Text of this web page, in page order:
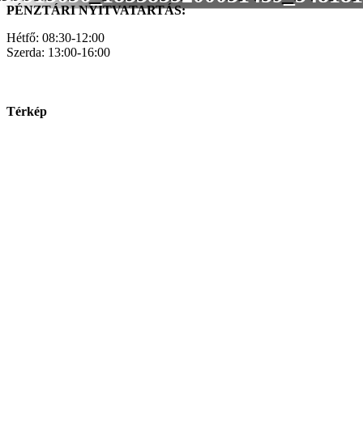
PÉNZTÁRI NYITVATARTÁS:
Hétfő: 08:30-12:00
Szerda: 13:00-16:00
Térkép